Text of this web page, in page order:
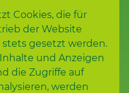
Cookies, die für
der Website
gesetzt werden.
und Anzeigen
die Zugriffe auf
werden